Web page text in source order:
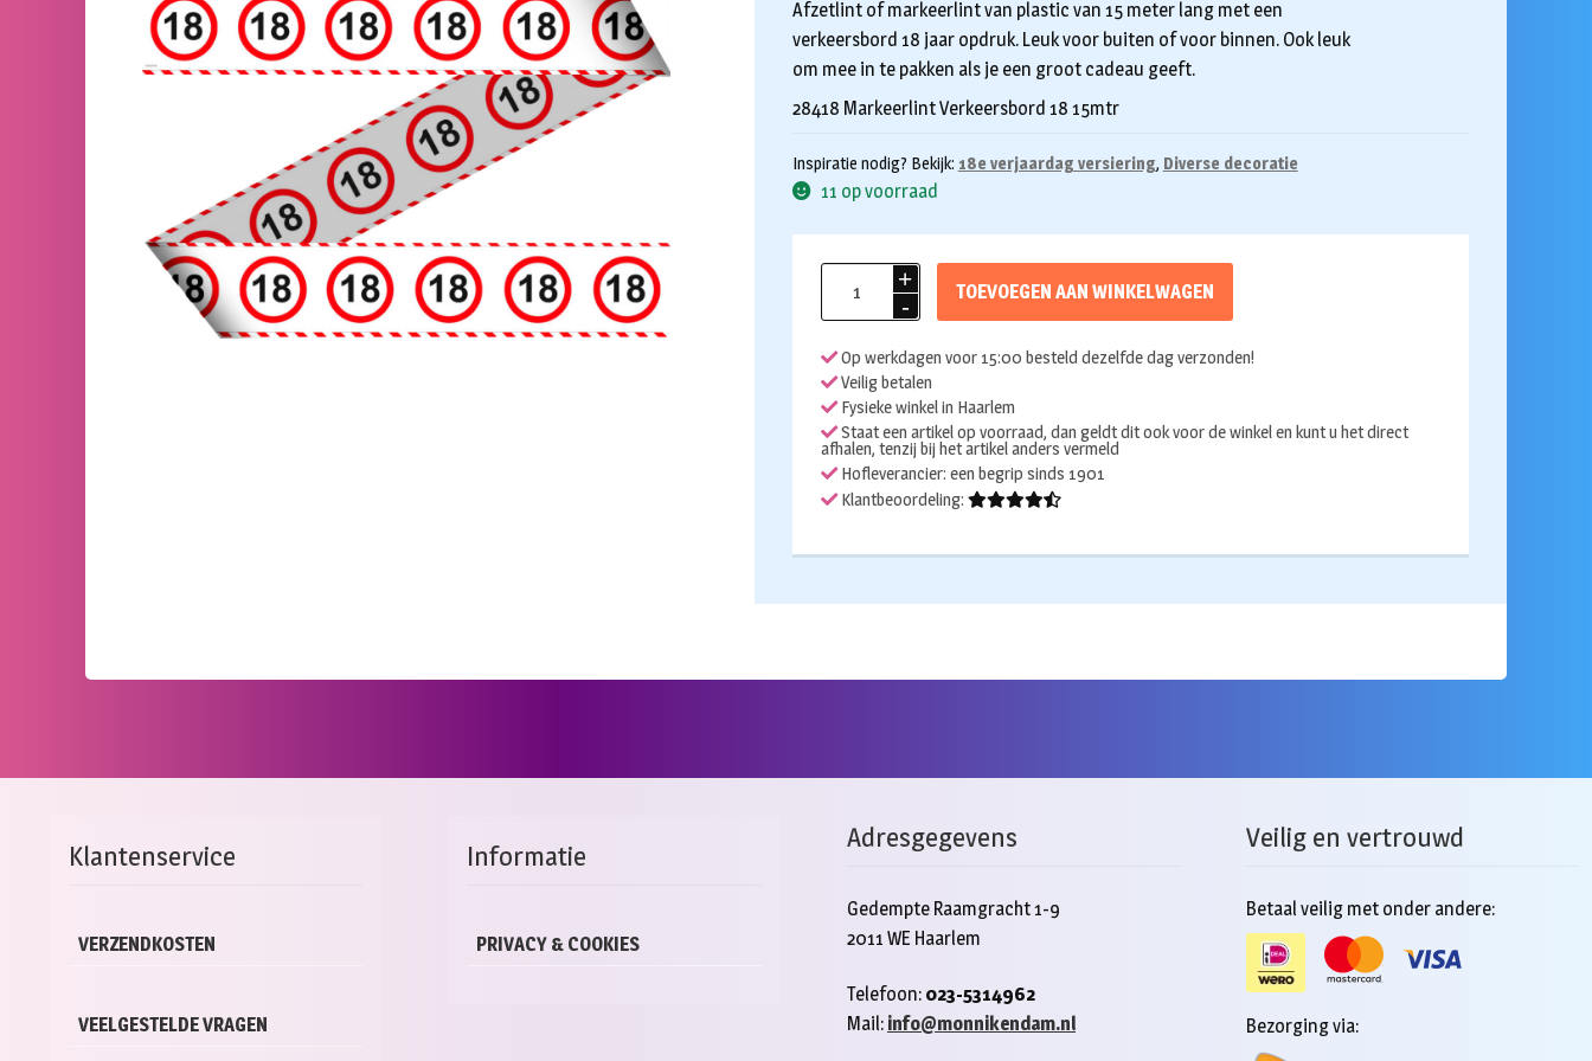
Afzetlint of markeerlint van plastic van 15 meter lang met een
verkeersbord 18 jaar opdruk. Leuk voor buiten of voor binnen. Ook leuk
om mee in te pakken als je een groot cadeau geeft.
28418 Markeerlint Verkeersbord 18 15mtr
Inspiratie nodig? Bekijk: 18e verjaardag versiering, Diverse decoratie
11 op voorraad
Markeerlint
aantal
TOEVOEGEN AAN WINKELWAGEN
Op werkdagen voor 15:00 besteld dezelfde dag verzonden!
Veilig betalen
Fysieke winkel in Haarlem
Staat een artikel op voorraad, dan geldt dit ook voor de winkel en kunt u het direct
afhalen, tenzij bij het artikel anders vermeld
Hofleverancier: een begrip sinds 1901
Klantbeoordeling:
Klantenservice
VERZENDKOSTEN
VEELGESTELDE VRAGEN
Informatie
PRIVACY & COOKIES
Adresgegevens
Gedempte Raamgracht 1-9
2011 WE Haarlem
Telefoon: 023-5314962
Mail: info@monnikendam.nl
Veilig en vertrouwd
Betaal veilig met onder andere:
Bezorging via: